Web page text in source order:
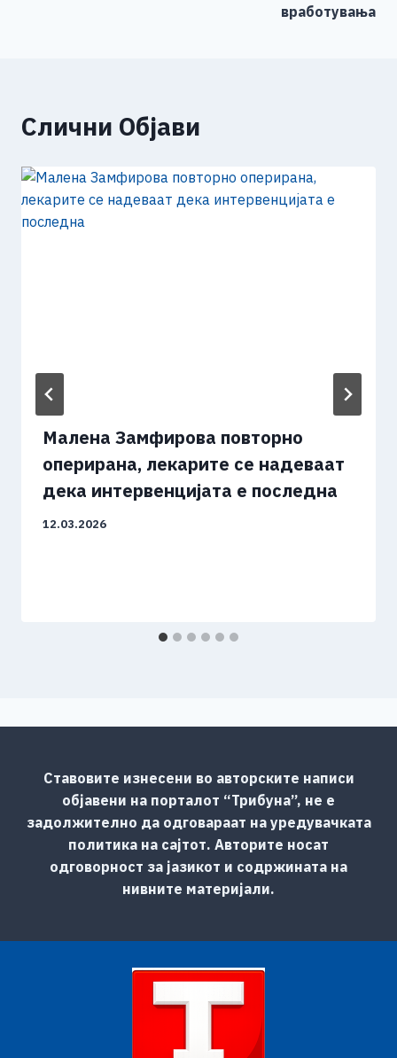
вработувања
Слични Објави
Малена Замфирова повторно
оперирана, лекарите се надеваат
дека интервенцијата е последна
12.03.2026
Ставовите изнесени во авторските написи
објавени на порталот “Трибуна”, не е
задолжително да одговараат на уредувачката
политика на сајтот. Авторите носат
одговорност за јазикот и содржината на
нивните материјали.